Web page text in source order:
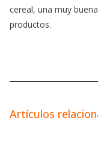
cereal, una muy
productos.
Artículos